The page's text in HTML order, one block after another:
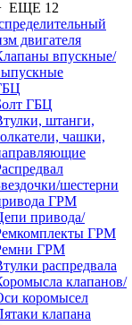
ЕЩЕ 12
двигателя
впускные/
ГБЦ
штанги,
чашки,
шестерни
ГРМ
привода/
ГРМ
ГРМ
распредвала
клапанов/
коромысел
клапана